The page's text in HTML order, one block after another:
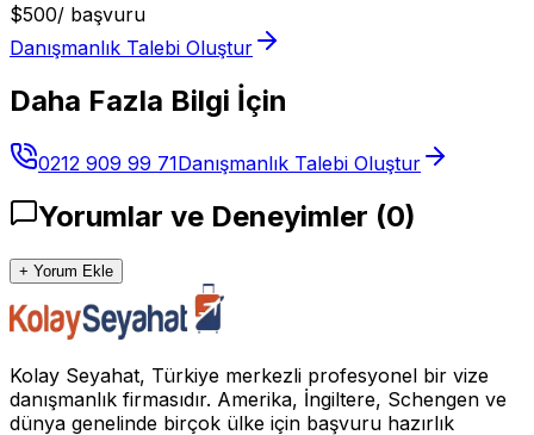
$500/ başvuru
Danışmanlık Talebi Oluştur
Daha Fazla Bilgi İçin
0212 909 99 71Danışmanlık Talebi Oluştur
Yorumlar ve Deneyimler (0)
+ Yorum Ekle
Kolay Seyahat, Türkiye merkezli profesyonel bir vize
danışmanlık firmasıdır. Amerika, İngiltere, Schengen ve
dünya genelinde birçok ülke için başvuru hazırlık